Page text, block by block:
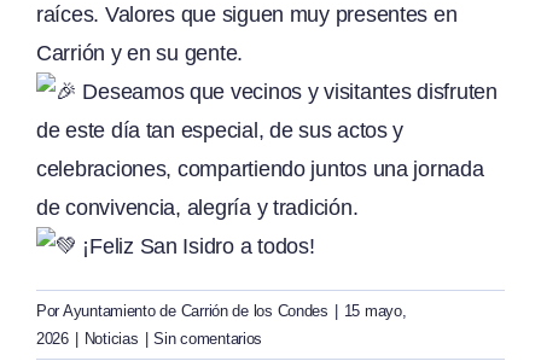
raíces. Valores que siguen muy presentes en
Carrión y en su gente.
Deseamos que vecinos y visitantes disfruten
de este día tan especial, de sus actos y
celebraciones, compartiendo juntos una jornada
de convivencia, alegría y tradición.
¡Feliz San Isidro a todos!
Por Ayuntamiento de Carrión de los Condes
15 mayo,
2026
Noticias Sin comentarios